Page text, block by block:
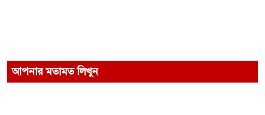
আপনার মতামত লিখুন